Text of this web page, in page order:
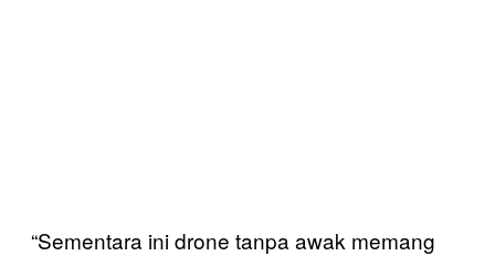
“Sementara ini drone tanpa awak memang